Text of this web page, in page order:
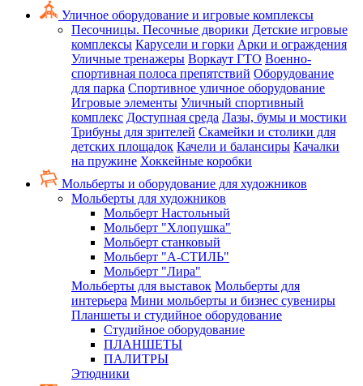
Уличное оборудование и игровые комплексы
Песочницы. Песочные дворики Детские игровые
комплексы Карусели и горки Арки и ограждения
Уличные тренажеры Воркаут ГТО Военно-
спортивная полоса препятствий Оборудование
для парка Спортивное уличное оборудование
Игровые элементы Уличный спортивный
комплекс Доступная среда Лазы, бумы и мостики
Трибуны для зрителей Скамейки и столики для
детских площадок Качели и балансиры Качалки
на пружине Хоккейные коробки
Мольберты и оборудование для художников
Мольберты для художников
Мольберт Настольный
Мольберт "Хлопушка"
Мольберт станковый
Мольберт "А-СТИЛЬ"
Мольберт "Лира"
Мольберты для выставок Мольберты для
интерьера Мини мольберты и бизнес сувениры
Планшеты и студийное оборудование
Студийное оборудование
ПЛАНШЕТЫ
ПАЛИТРЫ
Этюдники